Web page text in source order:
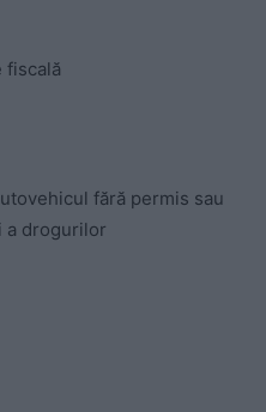
fiscală
fără permis sau
a drogurilor